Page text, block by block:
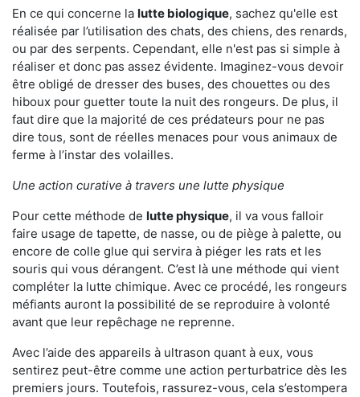
En ce qui concerne la lutte biologique, sachez qu'elle est
réalisée par l’utilisation des chats, des chiens, des renards,
ou par des serpents. Cependant, elle n'est pas si simple à
réaliser et donc pas assez évidente. Imaginez-vous devoir
être obligé de dresser des buses, des chouettes ou des
hiboux pour guetter toute la nuit des rongeurs. De plus, il
faut dire que la majorité de ces prédateurs pour ne pas
dire tous, sont de réelles menaces pour vous animaux de
ferme à l’instar des volailles.
Une action curative à travers une lutte physique
Pour cette méthode de lutte physique, il va vous falloir
faire usage de tapette, de nasse, ou de piège à palette, ou
encore de colle glue qui servira à piéger les rats et les
souris qui vous dérangent. C’est là une méthode qui vient
compléter la lutte chimique. Avec ce procédé, les rongeurs
méfiants auront la possibilité de se reproduire à volonté
avant que leur repêchage ne reprenne.
Avec l’aide des appareils à ultrason quant à eux, vous
sentirez peut-être comme une action perturbatrice dès les
premiers jours. Toutefois, rassurez-vous, cela s’estompera